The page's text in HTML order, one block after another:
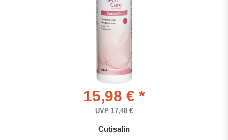
15,98 € *
UVP 17,48 €
Cutisalin